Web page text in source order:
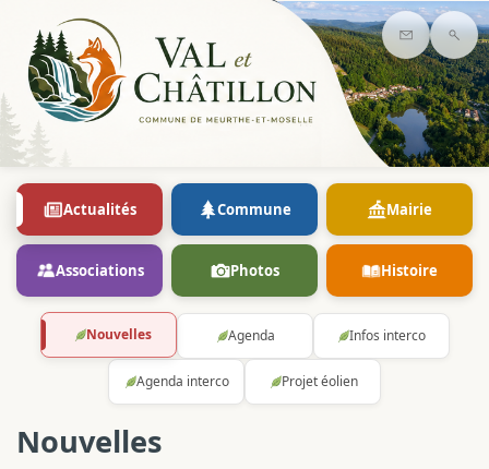
Contact
Actualités Commune Mairie
Associations Photos Histoire
Nouvelles Agenda Infos interco
Agenda interco Projet éolien
Nouvelles